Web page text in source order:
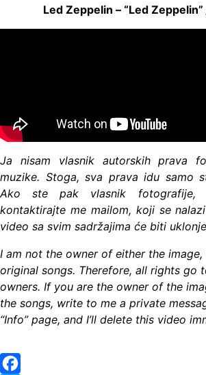
Led Zeppelin – “Led Zeppelin”
Ja nisam vlasnik autorskih prava
muzike. Stoga, sva prava idu samo
Ako ste pak vlasnik fotografije,
kontaktirajte me mailom, koji se
video sa svim sadržajima će biti
I am not the owner of either the
original songs. Therefore, all rights go
owners. If you are the owner of the
the songs, write to me a private
“Info” page, and I’ll delete this video